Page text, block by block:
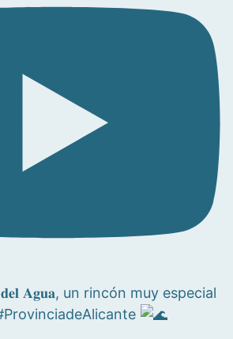
𝐝𝐞𝐥 𝐀𝐠𝐮𝐚, un rincón muy especial